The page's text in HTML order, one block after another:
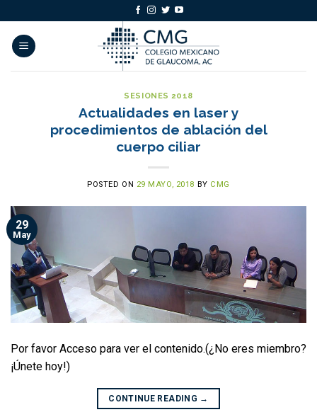
to
content
SESIONES 2018
Actualidades en laser y
procedimientos de ablación del
cuerpo ciliar
POSTED ON 29 MAYO, 2018 BY CMG
29
May
Por favor Acceso para ver el contenido.(¿No eres miembro?
¡Únete hoy!)
CONTINUE READING →